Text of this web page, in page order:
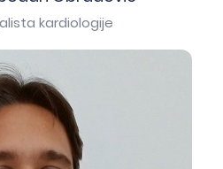
kardiologije